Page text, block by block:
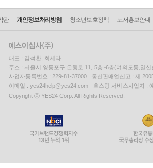
관 개인정보처리방침 청소년보호정책 도서홍보안내
대표 : 김석환, 최세라
주소 : 서울시 영등포구 은행로 11, 5층~6층(여의도동,일신
사업자등록번호 : 229-81-37000 통신판매업신고 : 제
이메일 : yes24help@yes24.com 호스팅 서비스사업자 :
Copyright ⓒ YES24 Corp. All Rights Reserved.